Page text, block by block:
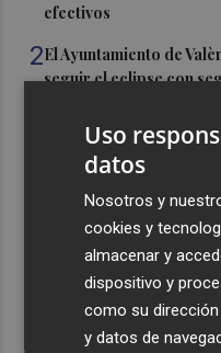
efectivos
2El Ayuntamiento de
seguir el eclipse con
Silverstone, con nuevo
estimulado el cariño
Un gol de Bardeli
filial (1-0)
Uso
datos
Nosotros y
cookies y
almacenar y
dispositivo y
como su
y datos de